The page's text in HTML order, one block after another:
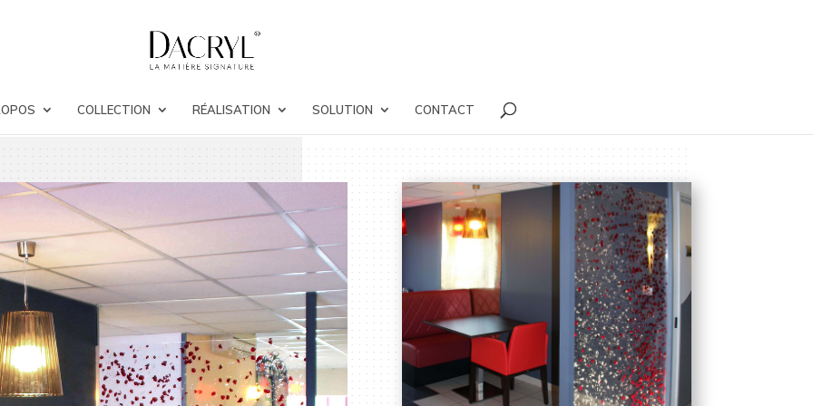
COLLECTION RÉALISATION SOLUTION CONTACT